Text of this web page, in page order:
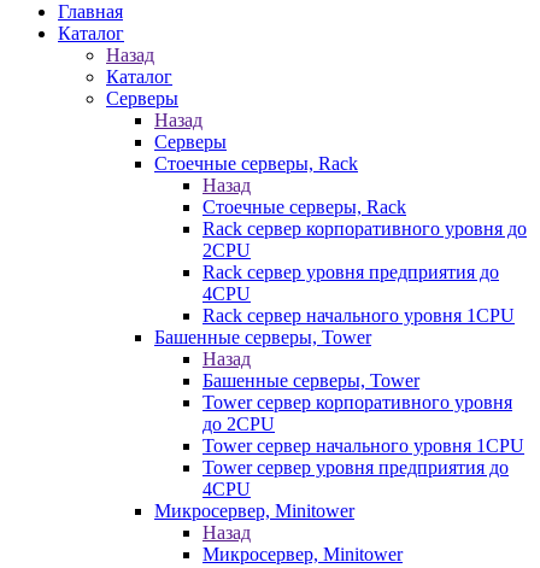
Главная
Каталог
Назад
Каталог
Серверы
Назад
Серверы
Стоечные серверы, Rack
Назад
Стоечные серверы, Rack
Rack сервер корпоративного уровня до
2CPU
Rack сервер уровня предприятия до
4CPU
Rack сервер начального уровня 1CPU
Башенные серверы, Tower
Назад
Башенные серверы, Tower
Tower сервер корпоративного уровня
до 2CPU
Tower сервер начального уровня 1CPU
Tower сервер уровня предприятия до
4CPU
Микросервер, Minitower
Назад
Микросервер, Minitower